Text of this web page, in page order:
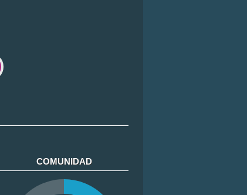
COMUNIDAD